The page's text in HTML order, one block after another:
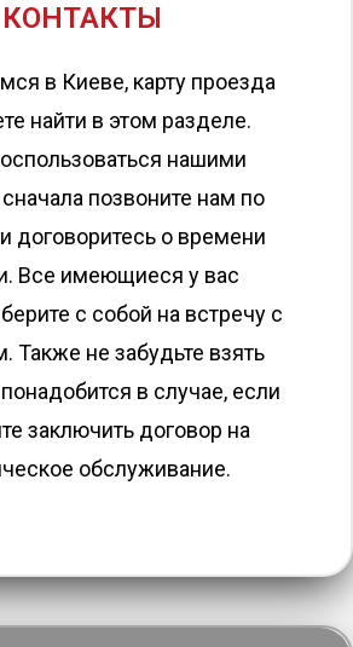
КОНТАКТЫ
в Киеве, карту проезда
найти в этом разделе.
нашими
позвоните нам по
договоритесь о времени
Все имеющиеся у вас
с собой на встречу с
Также не забудьте взять
в случае, если
заключить договор на
обслуживание.